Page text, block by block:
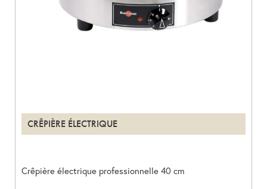
CRÊPIÈRE ÉLECTRIQUE
Crêpière électrique professionnelle 40 cm